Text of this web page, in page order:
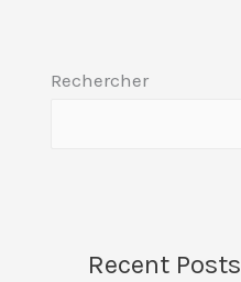
Rechercher
Recent Posts